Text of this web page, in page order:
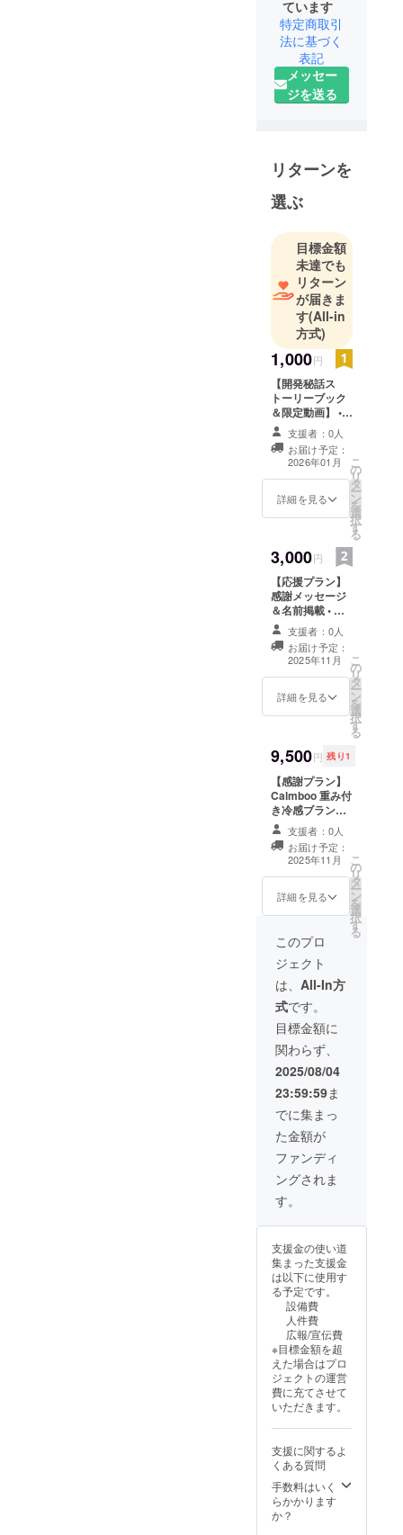
ています
特定商取引
法に基づく
表記
メッセー
ジを送る
リターンを
選ぶ
目標金額
未達でも
リターン
が届きま
す(All-in
方式)
1,000円
【開発秘話ス
トーリーブック
＆限定動画】 •
Calmbooの誕生
秘話や開発裏話
をまとめた、デ
ジタルブック
（PDF）を提
供。 • 製作過程
けが知る特別な
情報で、プロ
ジェクトへの共
感が深まりま
す。 ・収録時
間：５分〜10分
間 ・提供方法：
メールにURLを
記載します。
を記入していた
だきます。
支援者：0人
お届け予定：
2026年01月
詳細を見る
こ
の
リ
タ
ー
ン
を
選
択
す
る
3,000円
【応援プラン】
感謝メッセージ
＆名前掲載 • 商
品は不要だけ
ど、プロジェク
トを応援したい
方におすすめ。 •
ご支援いただい
た方のお名前を
ます。 • プロ
ジェクトの一員
として参加でき
る、特別なリ
ターンです。 ・
掲載期間：2025
年12月1日から
希望があれば事
業が存続する限
り掲載。 ・掲載
方法：ブランド
特設ページに文
載。 ・注意事
項：支援時、必
ず備考欄に掲載
を希望されるお
名前をご記入く
ださい、メール
アドレス、電話
番号、住所を記
入していただき
ます。
支援者：0人
お届け予定：
2025年11月
詳細を見る
こ
の
リ
タ
ー
ン
を
選
択
す
る
9,500円 残り1
【感謝プラン】
Calmboo 重み付
き冷感ブラン
ケット • 通常価
格より最大30％
オフの特別価格
でお届けしま
す。 • 先行支援
限定の数量限定
チャンスです。 •
天然バンブー素
材の涼しさと、
やさしい重み
で、寝苦しい夜
もぐっすり眠れ
ます。 メールア
ドレスをご記入
していただきま
す。
支援者：0人
お届け予定：
2025年11月
詳細を見る
こ
の
リ
タ
ー
ン
を
選
択
す
る
このプロ
ジェクト
は、 All-In方
式です。
目標金額に
関わらず、
2025/08/04
23:59:59ま
でに集まっ
た金額が
ファンディ
ングされま
す。
支援金の使い道
集まった支援金
は以下に使用す
る予定です。
設備費
人件費
広報/宣伝費
※目標金額を超
えた場合はプロ
ジェクトの運営
費に充てさせて
いただきます。
支援に関するよ
くある質問
手数料はいく
らかかります
か？